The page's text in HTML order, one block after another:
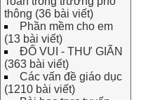
thông (36 bài viết)
Phần mềm cho em
(13 bài viết)
ĐỐ VUI - THƯ GIÃN
(363 bài viết)
Các vấn đề giáo dục
(1210 bài viết)